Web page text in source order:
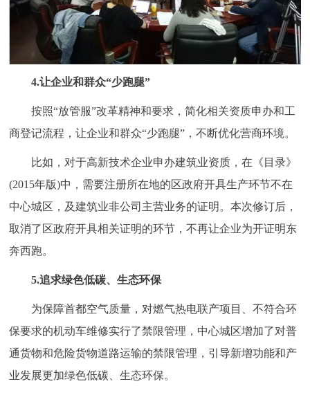
4.让企业和群众“少跑腿”
按照“放管服”改革精神和要求，简化相关资质申办和工
商登记流程，让企业和群众“少跑腿”，不断优化营商环境。
比如，对于高新技术企业申办建筑业资质，在《目录》
(2015年版)中，需要注册所在地的区政府开具生产环节不在
中心城区，及建筑业非公司主营业务的证明。本次修订后，
取消了区政府开具相关证明的环节，不再让企业为开证明东
奔西跑。
5.追求绿色低碳、生态环保
为保障首都空气质量，对燃气热电联产项目、不符合环
保要求的机动车维修实行了禁限管理，中心城区增加了对普
通货物和危险货物道路运输的禁限管理，引导新增功能和产
业发展更加绿色低碳、生态环保。